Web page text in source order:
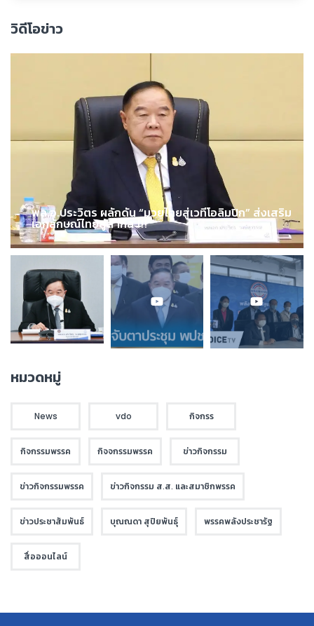
วิดีโอข่าว
พล.อ.ประวิตร ผลักดัน “มวยไทยสู่เวทีโอลิมปิก” ส่งเสริม
เอกลักษณ์ไทยสู่สากล !!!
หมวดหมู่
News vdo กิจกรร
กิจกรรมพรรค กิจจกรรมพรรค ข่าวกิจกรรม
ข่าวกิจกรรมพรรค ข่าวกิจกรรม ส.ส. และสมาชิกพรรค
ข่าวประชาสัมพันธ์ บุณณดา สุปิยพันธุ์ พรรคพลังประชารัฐ
สื่อออนไลน์